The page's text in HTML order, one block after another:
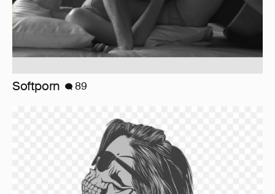
Softporn 89